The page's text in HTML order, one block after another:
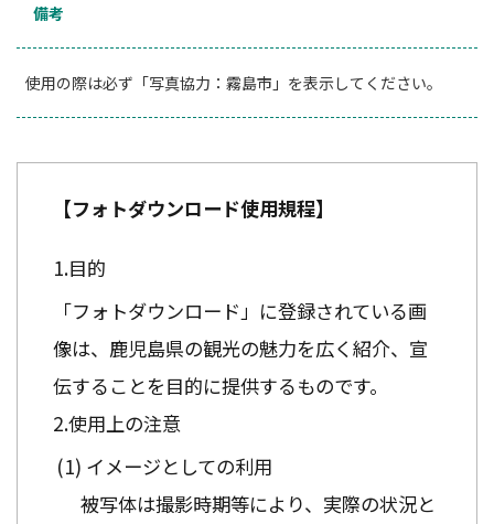
備考
使用の際は必ず「写真協力：霧島市」を表示してください。
【フォトダウンロード使用規程】
目的
「フォトダウンロード」に登録されている画
像は、鹿児島県の観光の魅力を広く紹介、宣
伝することを目的に提供するものです。
使用上の注意
イメージとしての利用
被写体は撮影時期等により、実際の状況と